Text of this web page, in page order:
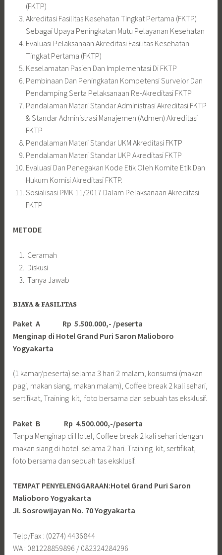
(FKTP)
Akreditasi Fasilitas Kesehatan Tingkat Pertama (FKTP)
Sebagai Upaya Peningkatan Mutu Pelayanan Kesehatan
Evaluasi Pelaksanaan Akreditasi Fasilitas Kesehatan
Tingkat Pertama (FKTP)
Keselamatan Pasien Dan Implementasi Di FKTP
Pembinaan Dan Peningkatan Kompetensi Surveior Dan
Pendamping Serta Pelaksanaan Re-Akreditasi FKTP
Pendalaman Materi Standar Administrasi Akreditasi FKTP
& Standar Administrasi Manajemen (Admen) Akreditasi
FKTP
Pendalaman Materi Standar UKM Akreditasi FKTP
Pendalaman Materi Standar UKP Akreditasi FKTP
Evaluasi Dan Penegakan Kode Etik Oleh Komite Etik Dan
Hukum Komisi Akreditasi FKTP.
Sosialisasi PMK 11/2017 Dalam Pelaksanaan Akreditasi
FKTP
METODE
Ceramah
Diskusi
Tanya Jawab
BIAYA & FASILITAS
Paket A Rp 5.500.000,- /peserta
Menginap di Hotel Grand Puri Saron Malioboro
Yogyakarta
(1 kamar/peserta) selama 3 hari 2 malam, konsumsi (makan
pagi, makan siang, makan malam), Coffee break 2 kali sehari,
sertifikat, Training kit, foto bersama dan sebuah tas eksklusif.
Paket B
Rp 4.500.000,-/peserta
Tanpa Menginap di Hotel, Coffee break 2 kali sehari dengan
makan siang di hotel selama 2 hari. Training kit, sertifikat,
foto bersama dan sebuah tas eksklusif.
TEMPAT PENYELENGGARAAN:Hotel Grand Puri Saron
Malioboro Yogyakarta
Jl. Sosrowijayan No. 70 Yogyakarta
Telp/Fax : (0274) 4436844
WA : 081228859896 / 082324284296